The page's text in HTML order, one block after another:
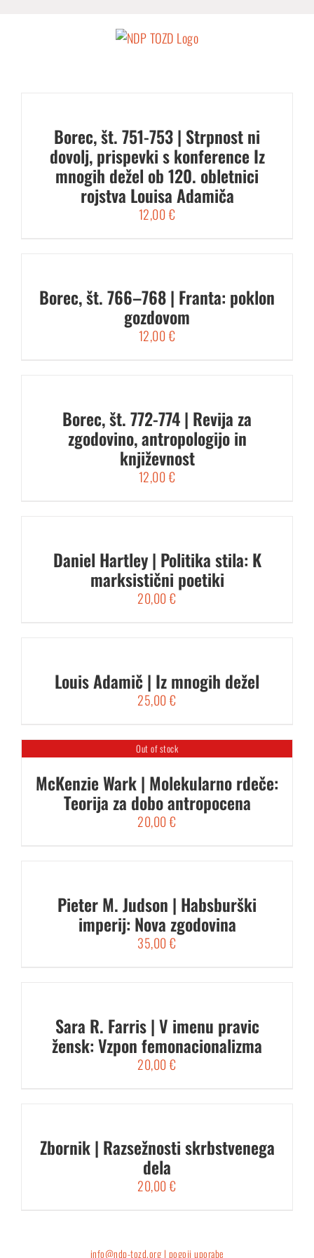
Borec, št. 751-753 | Strpnost ni
dovolj, prispevki s konference Iz
mnogih dežel ob 120. obletnici
rojstva Louisa Adamiča
12,00€
Borec, št. 766–768 | Franta: poklon
gozdovom
12,00€
Borec, št. 772-774 | Revija za
zgodovino, antropologijo in
književnost
12,00€
Daniel Hartley | Politika stila: K
marksistični poetiki
20,00€
Louis Adamič | Iz mnogih dežel
25,00€
Out of stock
McKenzie Wark | Molekularno rdeče:
Teorija za dobo antropocena
20,00€
Pieter M. Judson | Habsburški
imperij: Nova zgodovina
35,00€
Sara R. Farris | V imenu pravic
žensk: Vzpon femonacionalizma
20,00€
Zbornik | Razsežnosti skrbstvenega
dela
20,00€
info@ndp-tozd.org | pogoji uporabe